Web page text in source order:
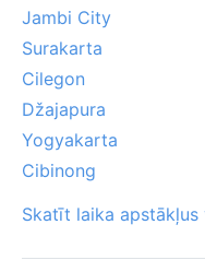
Jambi City
Surakarta
Cilegon
Džajapura
Yogyakarta
Cibinong
Skatīt laika apstākļus